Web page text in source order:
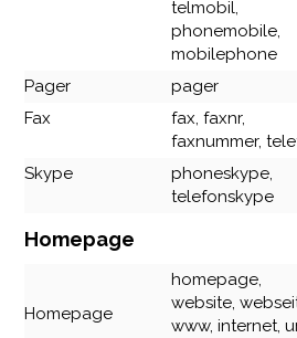
telmobil,
phonemobile,
mobilephone
Pager pager
Fax
fax, faxnr,
faxnummer,
Skype
phoneskype,
telefonskype
Homepage
Homepage
homepage,
website,
www, internet,